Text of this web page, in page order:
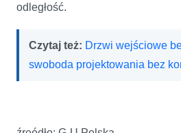
odległość.
Czytaj też: Drzwi wejściowe
swoboda projektowania bez